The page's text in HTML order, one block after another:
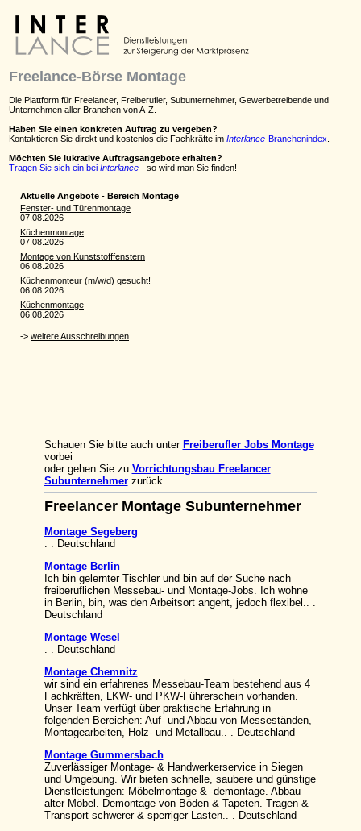
Freelance-Börse Montage
Die Plattform für Freelancer, Freiberufler, Subunternehmer, Gewerbetreibende und
Unternehmen aller Branchen von A-Z.
Haben Sie einen konkreten Auftrag zu vergeben?
Kontaktieren Sie direkt und kostenlos die Fachkräfte im Interlance-Branchenindex
Möchten Sie lukrative Auftragsangebote erhalten?
Tragen Sie sich ein bei Interlance - so wird man Sie finden!
Schauen Sie bitte auch unter Freiberufler Jobs Montage
vorbei
oder gehen Sie zu Vorrichtungsbau Freelancer
Subunternehmerzurück.
Freelancer Montage Subunternehmer
Montage Segeberg
. . Deutschland
Montage Berlin
Ich bin gelernter Tischler und bin auf der Suche nach
freiberuflichen Messebau- und Montage-Jobs. Ich wohne
in Berlin, bin, was den Arbeitsort angeht, jedoch flexibel.. .
Deutschland
Montage Wesel
. . Deutschland
Montage Chemnitz
wir sind ein erfahrenes Messebau-Team bestehend aus 4
Fachkräften, LKW- und PKW-Führerschein vorhanden.
Unser Team verfügt über praktische Erfahrung in
folgenden Bereichen: Auf- und Abbau von Messeständen,
Montagearbeiten, Holz- und Metallbau.. . Deutschland
Montage Gummersbach
Zuverlässiger Montage- & Handwerkerservice in Siegen
und Umgebung. Wir bieten schnelle, saubere und günstige
Dienstleistungen: Möbelmontage & -demontage. Abbau
alter Möbel. Demontage von Böden & Tapeten. Tragen &
Transport schwerer & sperriger Lasten.. . Deutschland